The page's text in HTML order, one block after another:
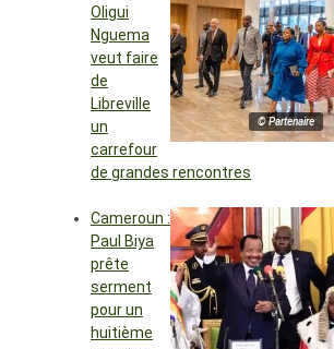
© Partenaire
Oligui
Nguema
veut faire
de
Libreville
un
carrefour
de grandes rencontres
Cameroun :
Paul Biya
prête
serment
pour un
huitième